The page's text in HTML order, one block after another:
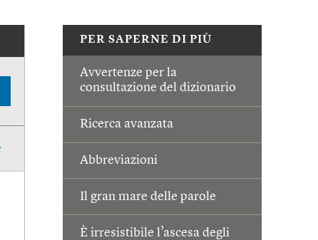
PER SAPERNE DI PIÙ
Avvertenze per la
consultazione del dizionario
Ricerca avanzata
Abbreviazioni
Il gran mare delle parole
È irresistibile l’ascesa degli